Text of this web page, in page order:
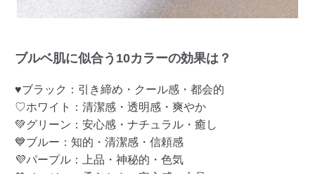
ブルベ肌に似合う10カラーの効果は？
♥ブラック：引き締め・クール感・都会的
♡ホワイト：清潔感・透明感・爽やか
💚グリーン：安心感・ナチュラル・癒し
💙ブルー：知的・清潔感・信頼感
💜パープル：上品・神秘的・色気